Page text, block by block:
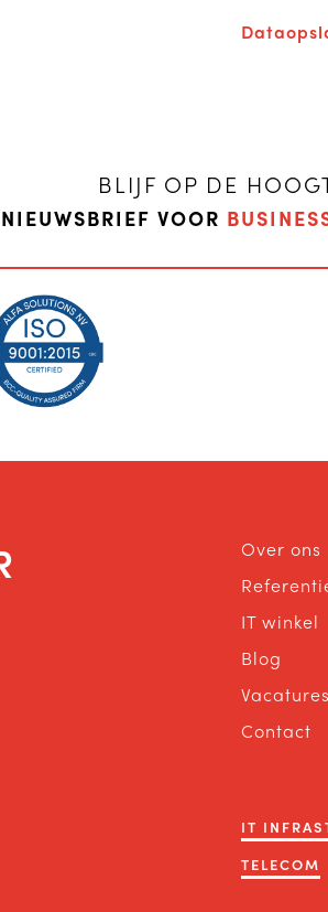
BLIJF OP DE
VOOR
Over ons
IT winkel
Blog
Vacatures
Contact
IT
TELECOM